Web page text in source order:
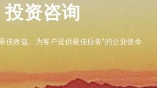
投资咨询
佳效益、为客户提供最佳服务”的企业使命